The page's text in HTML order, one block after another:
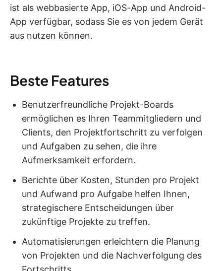
ist als webbasierte App, iOS-App und Android-
App verfügbar, sodass Sie es von jedem Gerät
aus nutzen können.
Beste Features
Benutzerfreundliche Projekt-Boards
ermöglichen es Ihren Teammitgliedern und
Clients, den Projektfortschritt zu verfolgen
und Aufgaben zu sehen, die ihre
Aufmerksamkeit erfordern.
Berichte über Kosten, Stunden pro Projekt
und Aufwand pro Aufgabe helfen Ihnen,
strategischere Entscheidungen über
zukünftige Projekte zu treffen.
Automatisierungen erleichtern die Planung
von Projekten und die Nachverfolgung des